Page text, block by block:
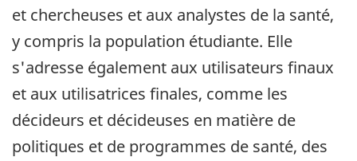
et chercheuses et aux analystes de la santé,
y compris la population étudiante. Elle
s'adresse également aux utilisateurs finaux
et aux utilisatrices finales, comme les
décideurs et décideuses en matière de
politiques et de programmes de santé, des